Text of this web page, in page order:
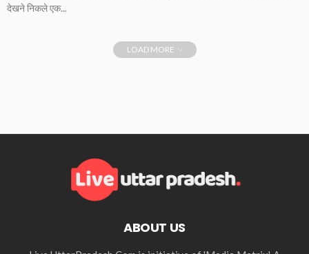
देखने निकले एक...
LOAD MORE
ABOUT US